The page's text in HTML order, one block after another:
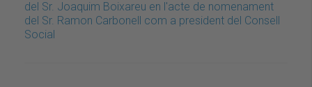
del Sr. Joaquim Boixareu en l'acte de nomenament
del Sr. Ramon Carbonell com a president del Consell
Social